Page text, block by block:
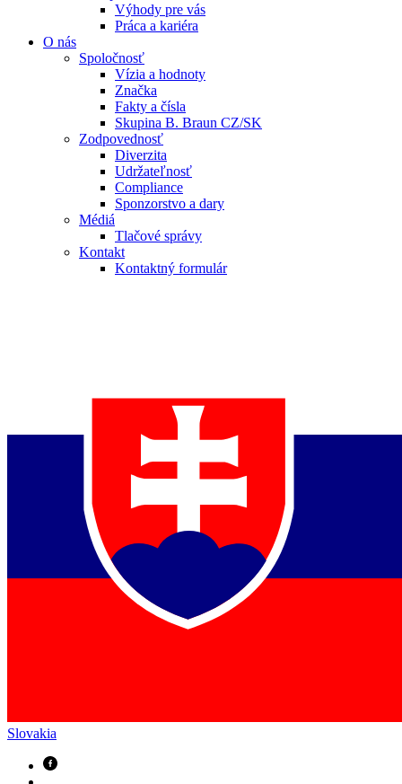
Výhody pre vás
Práca a kariéra
O nás
Spoločnosť
Vízia a hodnoty
Značka
Fakty a čísla
Skupina B. Braun CZ/SK
Zodpovednosť
Diverzita
Udržateľnosť
Compliance
Sponzorstvo a dary
Médiá
Tlačové správy
Kontakt
Kontaktný formulár
Slovakia